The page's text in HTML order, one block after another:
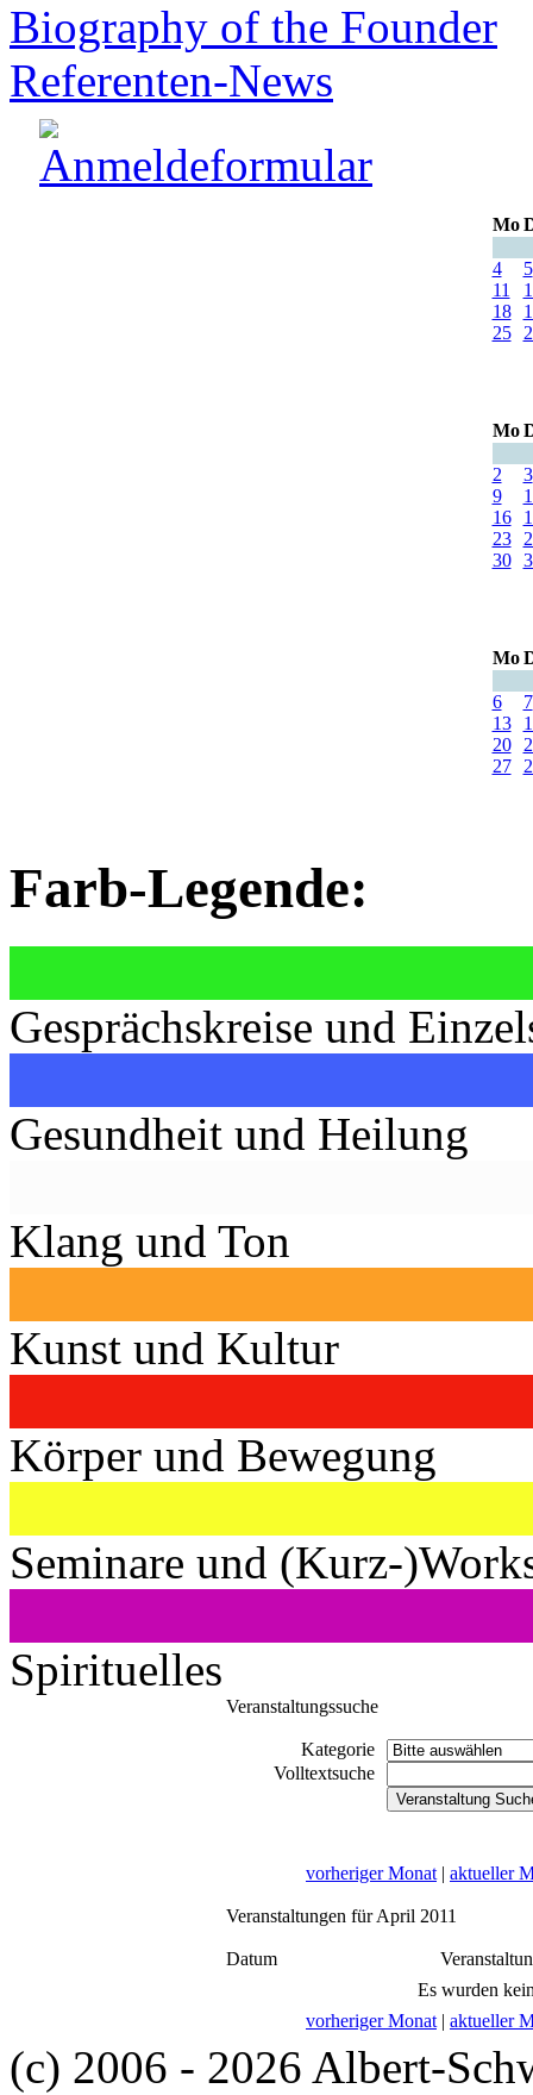
Biography of the Founder
Referenten-News
Mo
4
5
11
18
25
Mo
2
3
9
16
23
30
Mo
6
7
13
20
27
Farb-Legende:
Gesprächskreise und
Gesundheit und Heilung
Klang und Ton
Kunst und Kultur
Körper und Bewegung
Seminare und (Kurz-
Spirituelles
Veranstaltungssuche
Kategorie
Volltextsuche
vorheriger Monat | aktueller
Veranstaltungen für April 2011
Datum
Es wurden
vorheriger Monat | aktueller
(c) 2006 - 2026 Albert-